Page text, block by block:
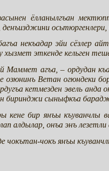
ёлланылгъан
некъадар эйи сёзлер
хызмет эткенде кельген
Маммет агъа, – ордудан
озюнинъ Ветан огюндеки
кетмезден эвель анда
биринджи сыныфкъа
кене бир янъы къуванчлы
алдылар, онъа энъ
чокътан-чокъ янъы